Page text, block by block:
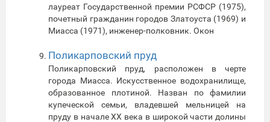
лауреат Государственной премии РСФСР (1975),
почетный гражданин городов Златоуста (1969) и
Миасса (1971), инженер-полковник. Окон
Поликарповский пруд
Поликарповский пруд, расположен в черте
города Миасса. Искусственное водохранилище,
образованное плотиной. Назван по фамилии
купеческой семьи, владевшей мельницей на
пруду в начале XX века в широкой части долины